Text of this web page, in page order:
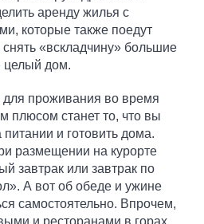
аренду жилья с
которые также поедут
«вскладчину» большие
целый дом.
проживания во время
плюсом станет то, что вы
и готовить дома.
размещении на курорте
завтрак или завтрак по
А вот об обеде и ужине
самостоятельно. Впрочем,
и ресторанами в горах